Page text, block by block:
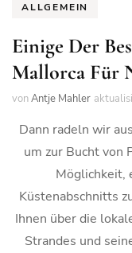
ALLGEMEIN
Einige Der
Mallorca Für
vonAntje Mahler
Dann radeln wir
um zur Bucht von
Möglichkeit,
Küstenabschnitts
Ihnen über die
Strandes und